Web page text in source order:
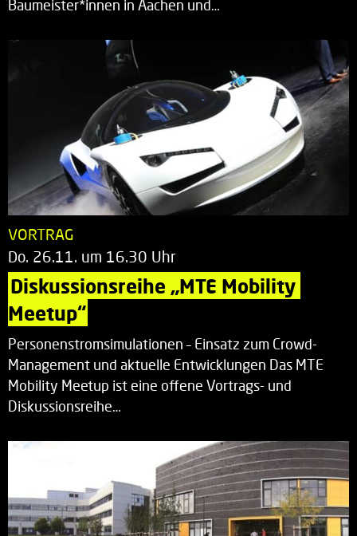
Baumeister*innen in Aachen und…
VORTRAG
Do. 26.11. um 16.30 Uhr
Diskussionsreihe „MTE Mobility
Meetup“
Personenstromsimulationen – Einsatz zum Crowd-
Management und aktuelle Entwicklungen Das MTE
Mobility Meetup ist eine offene Vortrags- und
Diskussionsreihe…